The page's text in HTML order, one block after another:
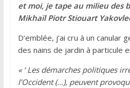
et moi, je tape au milieu des
Mikhaïl Piotr Stiouart
D’emblée, j’ai cru à un canular
des nains de jardin à particule
« ‘ Les démarches politiques
l’Occident (…), peuvent